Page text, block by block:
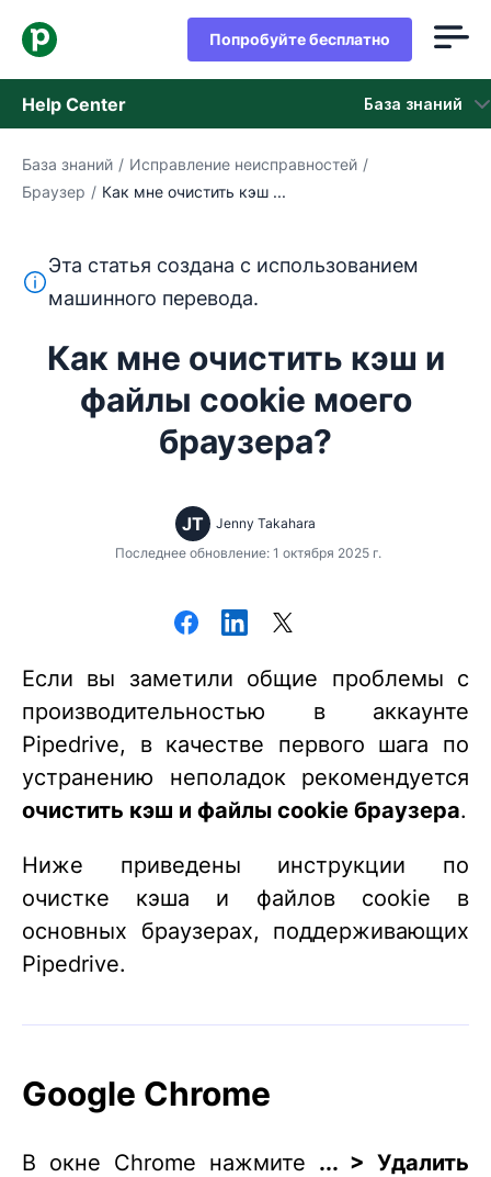
Попробуйте бесплатно
Help Center База знаний
База знаний
обращайтесь в службу поддержки
База знаний / Исправление неисправностей /
Браузер / Как мне очистить кэш ...
Этот текст переведен с английского языка с
Эта статья создана с использованием
машинного перевода.
Как мне очистить кэш и
файлы cookie моего
браузера?
JT
Jenny Takahara
Последнее обновление: 1 октября 2025 г.
Если вы заметили общие проблемы с
производительностью в аккаунте
Pipedrive, в качестве первого шага по
устранению неполадок рекомендуется
очистить кэш и файлы cookie браузера.
Ниже приведены инструкции по
очистке кэша и файлов cookie в
основных браузерах, поддерживающих
Pipedrive.
Google Chrome
В окне Chrome нажмите ... > Удалить